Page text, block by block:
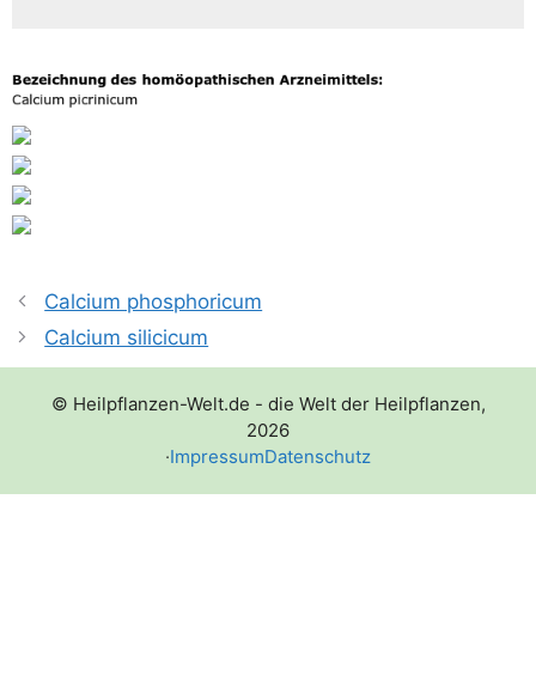
Calcium phosphoricum
Calcium silicicum
© Heilpflanzen-Welt.de - die Welt der Heilpflanzen,
2026
·ImpressumDatenschutz